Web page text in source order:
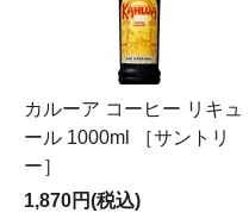
カルーア コーヒー リキュ
ール 1000ml ［サントリ
ー］
1,870円(税込)